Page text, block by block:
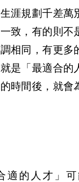
涯規劃千差萬
致，有的則不
相同，有更多
是「最適合的
時間後，就會
適的人才」